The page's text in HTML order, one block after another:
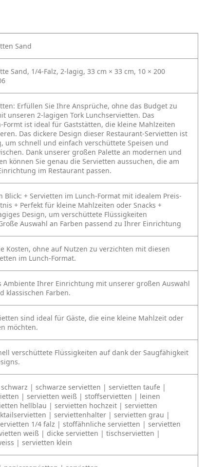
Sand
Sand, 1/4-Falz, 2-lagig, 33 cm × 33 cm, 10 × 200
Erfüllen Sie Ihre Ansprüche, ohne das Budget zu
unseren 2-lagigen Tork Lunchservietten. Das
Formt ist ideal für Gaststätten, die kleine Mahlzeiten
Das dickere Design dieser Restaurant-Servietten ist
um schnell und einfach verschüttete Speisen und
Dank unserer großen Palette an modernen und
können Sie genau die Servietten aussuchen, die am
im Restaurant passen.
Blick: + Servietten im Lunch-Format mit idealem Preis-
+ Perfekt für kleine Mahlzeiten oder Snacks +
Design, um verschüttete Flüssigkeiten
Auswahl an Farben passend zu Ihrer Einrichtung
Kosten, ohne auf Nutzen zu verzichten mit diesen
im Lunch-Format.
Ambiente Ihrer Einrichtung mit unserer großen Auswahl
klassischen Farben.
sind ideal für Gäste, die eine kleine Mahlzeit oder
möchten.
verschüttete Flüssigkeiten auf dank der Saugfähigkeit
| schwarze servietten | servietten taufe |
| servietten weiß | stoffservietten | leinen
hellblau | servietten hochzeit | servietten
| serviettenhalter | servietten grau |
1/4 falz | stoffähnliche servietten | servietten
weiß | dicke servietten | tischservietten |
| servietten klein